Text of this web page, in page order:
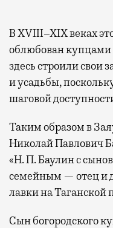
В XVIII–XIX веках
облюбован
здесь строили свои
и усадьбы,
шаговой
Таким образом в
Николай Павлович
«Н. П. Баулин с
семейным — отец и
лавки на Таганской
Сын богородского